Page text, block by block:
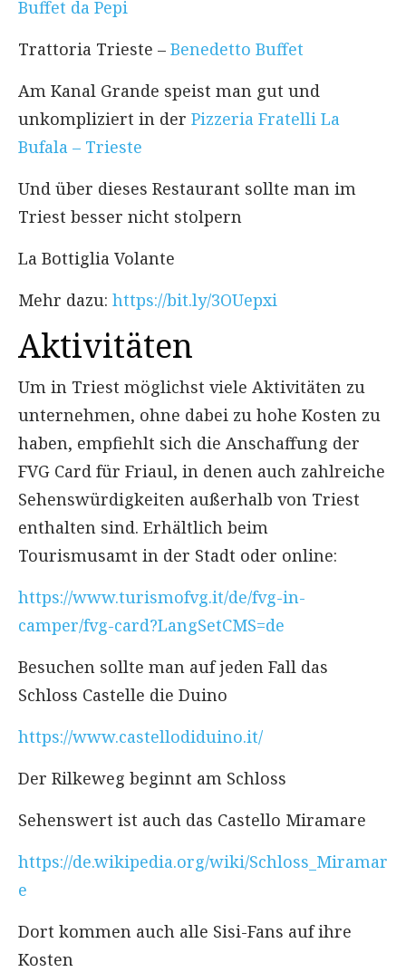
Buffet da Pepi
Trattoria Trieste – Benedetto Buffet
Am Kanal Grande speist man gut und
unkompliziert in der Pizzeria Fratelli La
Bufala – Trieste
Und über dieses Restaurant sollte man im
Triest besser nicht stolpern
La Bottiglia Volante
Mehr dazu: https://bit.ly/3OUepxi
Aktivitäten
Um in Triest möglichst viele Aktivitäten zu
unternehmen, ohne dabei zu hohe Kosten zu
haben, empfiehlt sich die Anschaffung der
FVG Card für Friaul, in denen auch zahlreiche
Sehenswürdigkeiten außerhalb von Triest
enthalten sind. Erhältlich beim
Tourismusamt in der Stadt oder online:
https://www.turismofvg.it/de/fvg-in-
camper/fvg-card?LangSetCMS=de
Besuchen sollte man auf jeden Fall das
Schloss Castelle die Duino
https://www.castellodiduino.it/
Der Rilkeweg beginnt am Schloss
Sehenswert ist auch das Castello Miramare
https://de.wikipedia.org/wiki/Schloss_Miramar
e
Dort kommen auch alle Sisi-Fans auf ihre
Kosten